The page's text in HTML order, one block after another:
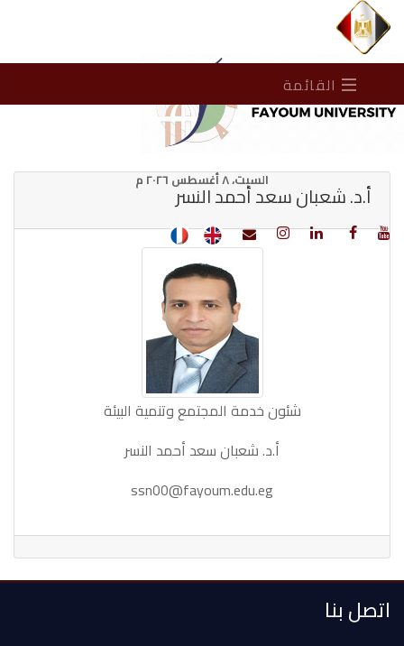
السبت، ٨ أغسطس ٢٠٢٦ م
القائمة
أ.د. شعبان سعد أحمد النسر
شئون خدمة المجتمع وتنمية البيئة
أ.د. شعبان سعد أحمد النسر
ssn00@fayoum.edu.eg
اتصل بنا